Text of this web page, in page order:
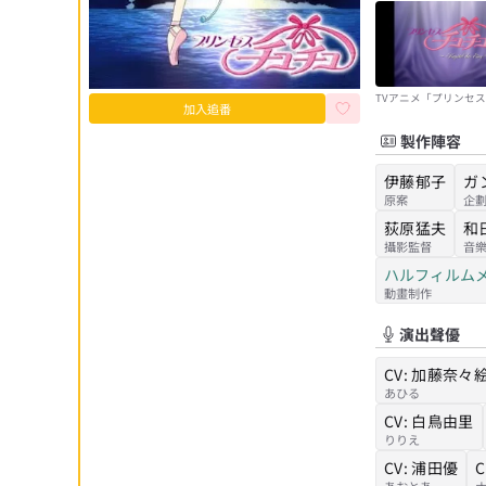
加入追番
TVアニメ「プリンセ
| 岡崎律子「Morning
製作陣容
伊藤郁子
原案
ガ
企
荻原猛夫
攝影監督
和
音
ハルフィルム
動畫制作
演出聲優
CV: 加藤奈々
あひる
CV: 白鳥由里
りりえ
CV: 浦田優